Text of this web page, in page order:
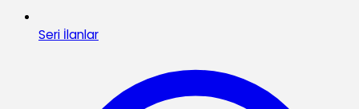
Seri İlanlar